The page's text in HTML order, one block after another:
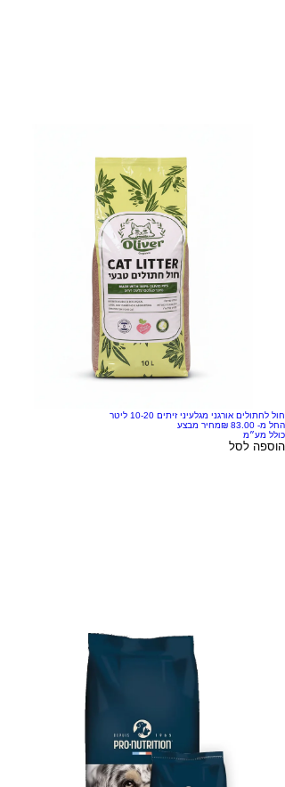
חול לחתולים אורגני מגלעיני זיתים 10-20 ליטר
החל מ-
מחיר מבצע
כולל מע״מ
הוספה לסל